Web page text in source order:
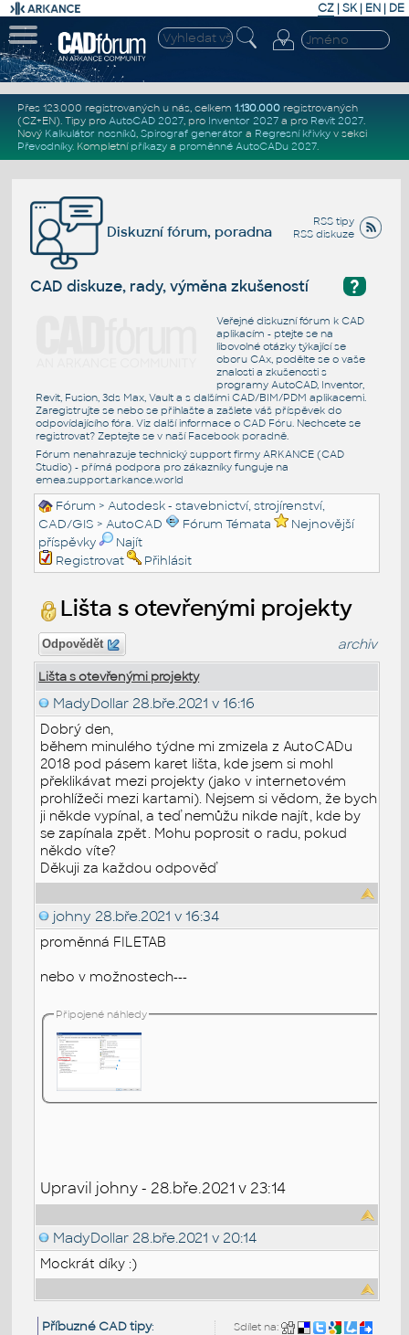
CZ | SK| EN | DE
Přes 123.000 registrovaných u nás, celkem 1.130.000registrovaných
(CZ+EN). Tipy pro AutoCAD 2027, pro Inventor 2027a pro Revit 2027.
Nový Kalkulátor nosníků, Spirograf generátor a Regresní křivkyv sekci
Převodníky. Kompletní příkazya proměnné AutoCADu 2027.
RSS tipy
RSS diskuze
Diskuzní fórum, poradna
?
CAD diskuze, rady, výměna zkušeností
Veřejné diskuzní fórum k CAD
aplikacím - ptejte se na
libovolné otázky týkající se
oboru CAx, podělte se o vaše
znalosti a zkušenosti s
programy AutoCAD, Inventor,
Revit, Fusion, 3ds Max, Vault a s dalšími CAD/BIM/PDM aplikacemi.
Zaregistrujte se nebo se přihlašte a zašlete váš příspěvek do
odpovídajícího fóra. Viz další informace o CAD Fóru. Nechcete se
registrovat? Zeptejte se v naší Facebook poradně.
Fórum nenahrazuje technický support firmy ARKANCE (CAD
Studio) - přímá podpora pro zákazníky funguje na
emea.support.arkance.world
Fórum >Autodesk - stavebnictví, strojírenství,
CAD/GIS >AutoCAD Fórum Témata
Nejnovější
příspěvky
Najít
Registrovat
Přihlásit
Lišta s otevřenými projekty
Odpovědět archiv
Lišta s otevřenými projekty
MadyDollar 28.bře.2021 v 16:16
Dobrý den,
během minulého týdne mi zmizela z AutoCADu
2018 pod pásem karet lišta, kde jsem si mohl
překlikávat mezi projekty (jako v internetovém
prohlížeči mezi kartami). Nejsem si vědom, že bych
ji někde vypínal, a teď nemůžu nikde najít, kde by
se zapínala zpět. Mohu poprosit o radu, pokud
někdo víte?
Děkuji za každou odpověď
johny 28.bře.2021 v 16:34
proměnná FILETAB
nebo v možnostech---
Připojené náhledy
Upravil johny - 28.bře.2021 v 23:14
MadyDollar 28.bře.2021 v 20:14
Mockrát díky :)
Sdílet na:
Příbuzné CAD tipy: